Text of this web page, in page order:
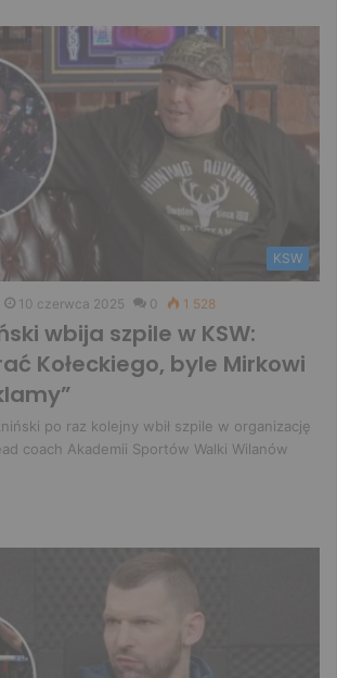
KSW
10 czerwca 2025 0 1 528
wbija szpile w KSW:
Kołeckiego, byle Mirkowi
po raz kolejny wbił szpile w organizację
coach Akademii Sportów Walki Wilanów